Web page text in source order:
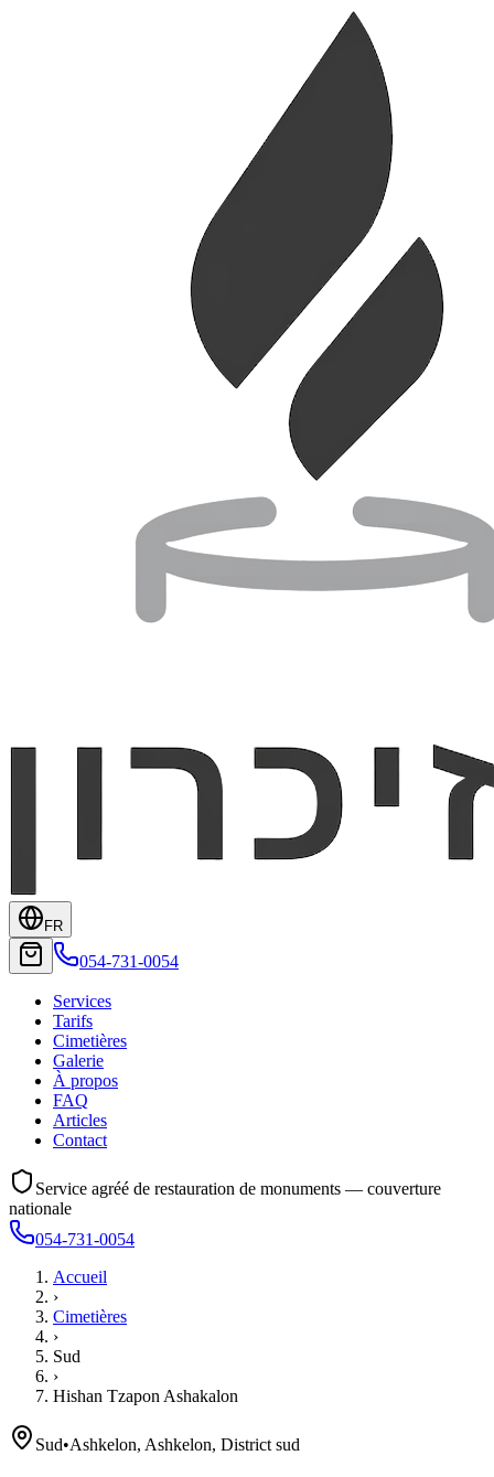
FR
054-731-0054
Services
Tarifs
Cimetières
Galerie
À propos
FAQ
Articles
Contact
Service agréé de restauration de monuments — couverture
nationale
054-731-0054
Accueil
›
Cimetières
›
Sud
›
Hishan Tzapon Ashakalon
Sud•Ashkelon, Ashkelon, District sud